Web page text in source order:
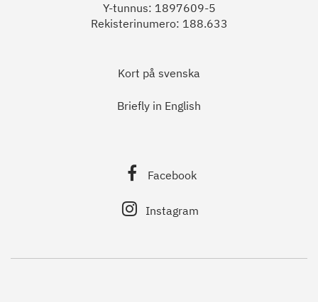
Y-tunnus: 1897609-5
Rekisterinumero: 188.633
Kort på svenska
Briefly in English
Facebook
Instagram